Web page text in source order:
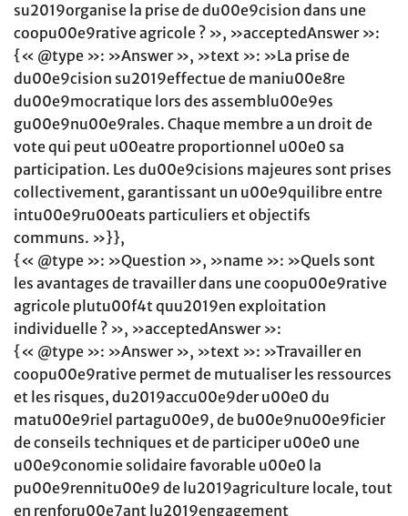
su2019organise la prise de du00e9cision dans une
coopu00e9rative agricole ? », »acceptedAnswer »:
{« @type »: »Answer », »text »: »La prise de
du00e9cision su2019effectue de maniu00e8re
du00e9mocratique lors des assemblu00e9es
gu00e9nu00e9rales. Chaque membre a un droit de
vote qui peut u00eatre proportionnel u00e0 sa
participation. Les du00e9cisions majeures sont prises
collectivement, garantissant un u00e9quilibre entre
intu00e9ru00eats particuliers et objectifs
communs. »}},
{« @type »: »Question », »name »: »Quels sont
les avantages de travailler dans une coopu00e9rative
agricole plutu00f4t quu2019en exploitation
individuelle ? », »acceptedAnswer »:
{« @type »: »Answer », »text »: »Travailler en
coopu00e9rative permet de mutualiser les ressources
et les risques, du2019accu00e9der u00e0 du
matu00e9riel partagu00e9, de bu00e9nu00e9ficier
de conseils techniques et de participer u00e0 une
u00e9conomie solidaire favorable u00e0 la
pu00e9rennitu00e9 de lu2019agriculture locale, tout
en renforu00e7ant lu2019engagement